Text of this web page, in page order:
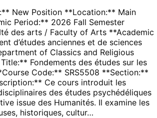
New Position **Location:** Main
Period:** 2026 Fall Semester
des arts / Faculty of Arts **Academic
d’études anciennes et de sciences
of Classics and Religious
Fondements des études sur les
Code:** SRS5508 **Section:**
Ce cours introduit les
des études psychédéliques
issue des Humanités. Il examine les
historiques, cultur…